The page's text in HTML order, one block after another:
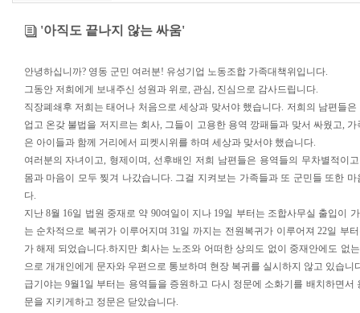
'아직도 끝나지 않는 싸움'
안녕하십니까? 영동 군민 여러분! 유성기업 노동조합 가족대책위입니다.
그동안 저희에게 보내주신 성원과 위로, 관심, 진심으로 감사드립니다.
직장폐쇄후 저희는 태어나 처음으로 세상과 맞서야 했습니다. 저희의 남편들
업고 온갖 불법을 저지르는 회사, 그들이 고용한 용역 깡패들과 맞서 싸웠고,
은 아이들과 함께 거리에서 피켓시위를 하며 세상과 맞서야 했습니다.
여러분의 자녀이고, 형제이며, 선후배인 저희 남편들은 용역들의 무차별적이
몸과 마음이 모두 찢겨 나갔습니다. 그걸 지켜보는 가족들과 또 군민들 또한
다.
지난 8월 16일 법원 중재로 약 90여일이 지나 19일 부터는 조합사무실 출입이
는 순차적으로 복귀가 이루어지며 31일 까지는 전원복귀가 이루어져 22일 부
가 해제 되었습니다.하지만 회사는 노조와 어떠한 상의도 없이 중재안에도 없
으로 개개인에게 문자와 우편으로 통보하며 현장 복귀를 실시하지 않고 있습니
급기야는 9월1일 부터는 용역들을 증원하고 다시 정문에 소화기를 배치하면서
문을 지키게하고 정문은 닫았습니다.